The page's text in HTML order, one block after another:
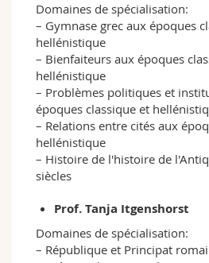
Domaines de spécialisation:
– Gymnase grec aux époques
hellénistique
– Bienfaiteurs aux époques
hellénistique
– Problèmes politiques et
époques classique et
– Relations entre cités aux
hellénistique
– Histoire de l'histoire de
siècles
Prof. Tanja Itgenshorst
Domaines de spécialisation:
– République et Principat